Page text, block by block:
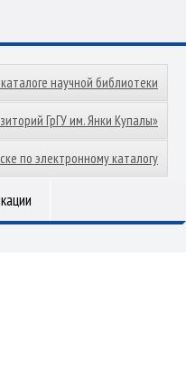
научной библиотеки
ГрГУ им. Янки Купалы»
по электронному каталогу